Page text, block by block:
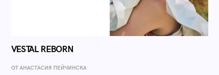
VESTAL REBORN
ОТ AНАСТАСИЯ ПЕЙЧИНСКА